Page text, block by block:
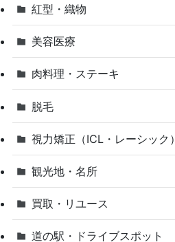
紅型・織物
美容医療
肉料理・ステーキ
脱毛
視力矯正（ICL・レーシック）
観光地・名所
買取・リユース
道の駅・ドライブスポット